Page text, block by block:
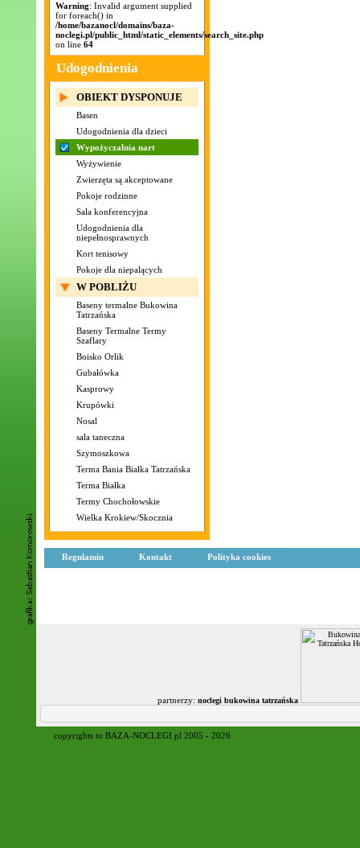
Warning: Invalid argument supplied
for foreach() in
/home/bazanocl/domains/baza-
noclegi.pl/public_html/static_elements/search_site.php
on line 64
Udogodnienia
OBIEKT DYSPONUJE
Basen
Udogodnienia dla dzieci
Wypożyczalnia nart
Wyżywienie
Zwierzęta są akceptowane
Pokoje rodzinne
Sala konferencyjna
Udogodnienia dla
niepełnosprawnych
Kort tenisowy
Pokoje dla niepalących
W POBLIŻU
Baseny termalne Bukowina
Tatrzańska
Baseny Termalne Termy
Szaflary
Boisko Orlik
Gubałówka
Kasprowy
Krupówki
Nosal
sala taneczna
Szymoszkowa
Terma Bania Białka Tatrzańska
Terma Białka
Termy Chochołowskie
Wielka Krokiew/Skocznia
Regulamin Kontakt Polityka cookies
copyrights to BAZA-NOCLEGI.pl 2005 - 2026
partnerzy: noclegi bukowina tatrzańska